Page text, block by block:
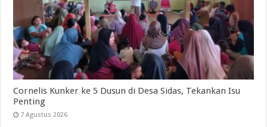
Cornelis Kunker ke 5 Dusun di Desa Sidas, Tekankan Isu
Penting
7 Agustus 2026